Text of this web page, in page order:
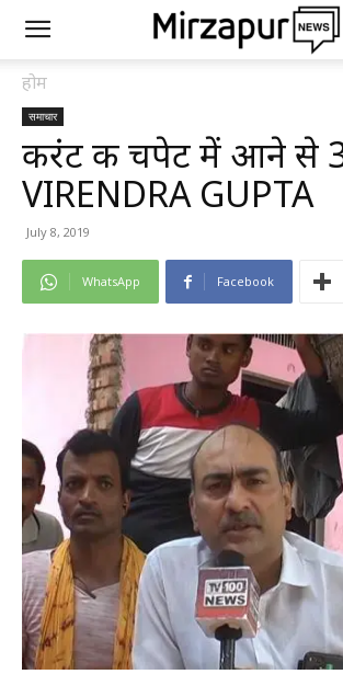
होम
समाचार
करंट की चपेट में आने से 3
VIRENDRA GUPTA
July 8, 2019
WhatsApp Facebook